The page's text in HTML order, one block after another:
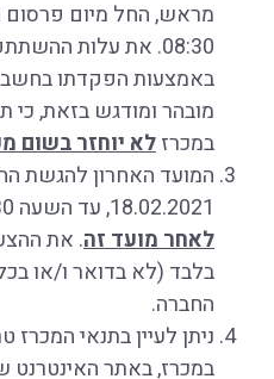
08:30. את עלות
באמצעות הפקדתו
מובהר ומודגש בזאת,
במכרזלא יוחזר בשום
המועד האחרון להגשת
18.02.2021, עד השעה 10:30.
לאחר מועד זה. את
בלבד (לא בדואר ו/או
החברה.
ניתן לעיין בתנאי
במכרז, באתר האינטרנט